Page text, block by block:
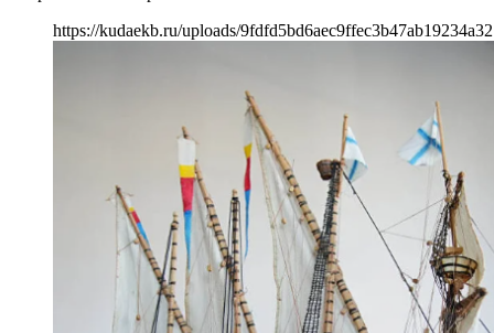
https://kudaekb.ru/uploads/